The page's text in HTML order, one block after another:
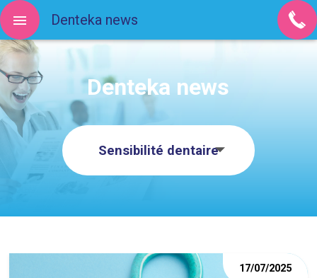
Denteka news
Sensibilité dentaire
17/07/2025
Denteka news